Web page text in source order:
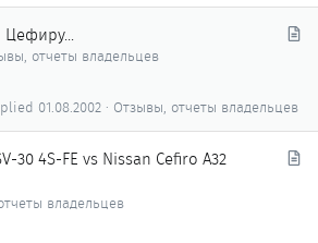
я
я
Цефиру...
отчеты владельцев
Отзывы, отчеты владельцев
01.08.2002
30 4S-FE vs Nissan Cefiro A32
владельцев